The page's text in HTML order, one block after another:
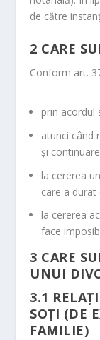
de către
2 CARE
Conform art.
prin acordul
atunci când
şi
la cererea
care a durat
la cererea
face
3 CARE
UNUI
3.1
SOŢI (DE
FAMILIE)